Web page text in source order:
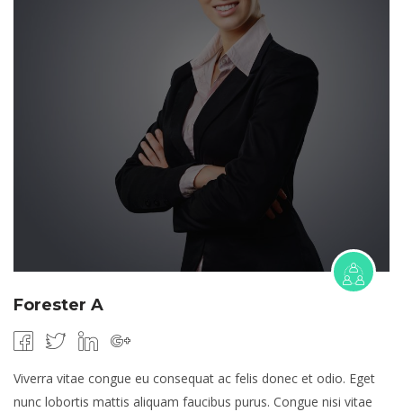
Forester A
Viverra vitae congue eu consequat ac felis donec et odio. Eget
nunc lobortis mattis aliquam faucibus purus. Congue nisi vitae